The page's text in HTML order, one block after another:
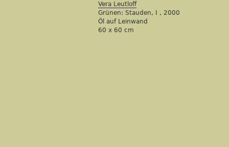
Vera Leutloff
Grünen: Stauden, I
, 2000
Öl auf Leinwand
60 x 60 cm